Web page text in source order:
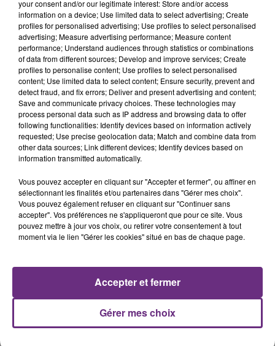
l'inspection du Travail en profite pour rappeler
les conditions de...
TITRES DIFFUSÉS
1h20
1h20
ORIA
Soiree Mondaine
1h16
1h16
AKON
Lonely
1h14
1h14 1h11
1h11
your consent and/or our legitimate interest: Store and/or access
information on a device; Use limited data to select advertising; Create
profiles for personalised advertising; Use profiles to select personalised
advertising; Measure advertising performance; Measure content
performance; Understand audiences through statistics or combinations
of data from different sources; Develop and improve services; Create
profiles to personalise content; Use profiles to select personalised
content; Use limited data to select content; Ensure security, prevent and
detect fraud, and fix errors; Deliver and present advertising and content;
Save and communicate privacy choices. These technologies may
process personal data such as IP address and browsing data to offer
following functionalities: Identify devices based on information actively
requested; Use precise geolocation data; Match and combine data from
other data sources; Link different devices; Identify devices based on
information transmitted automatically.
Vous pouvez accepter en cliquant sur "Accepter et fermer", ou affiner en
sélectionnant les finalités et/ou partenaires dans "Gérer mes choix".
Vous pouvez également refuser en cliquant sur "Continuer sans
accepter". Vos préférences ne s'appliqueront que pour ce site. Vous
pouvez mettre à jour vos choix, ou retirer votre consentement à tout
moment via le lien "Gérer les cookies" situé en bas de chaque page.
Gérer mes choix
Accepter et fermer